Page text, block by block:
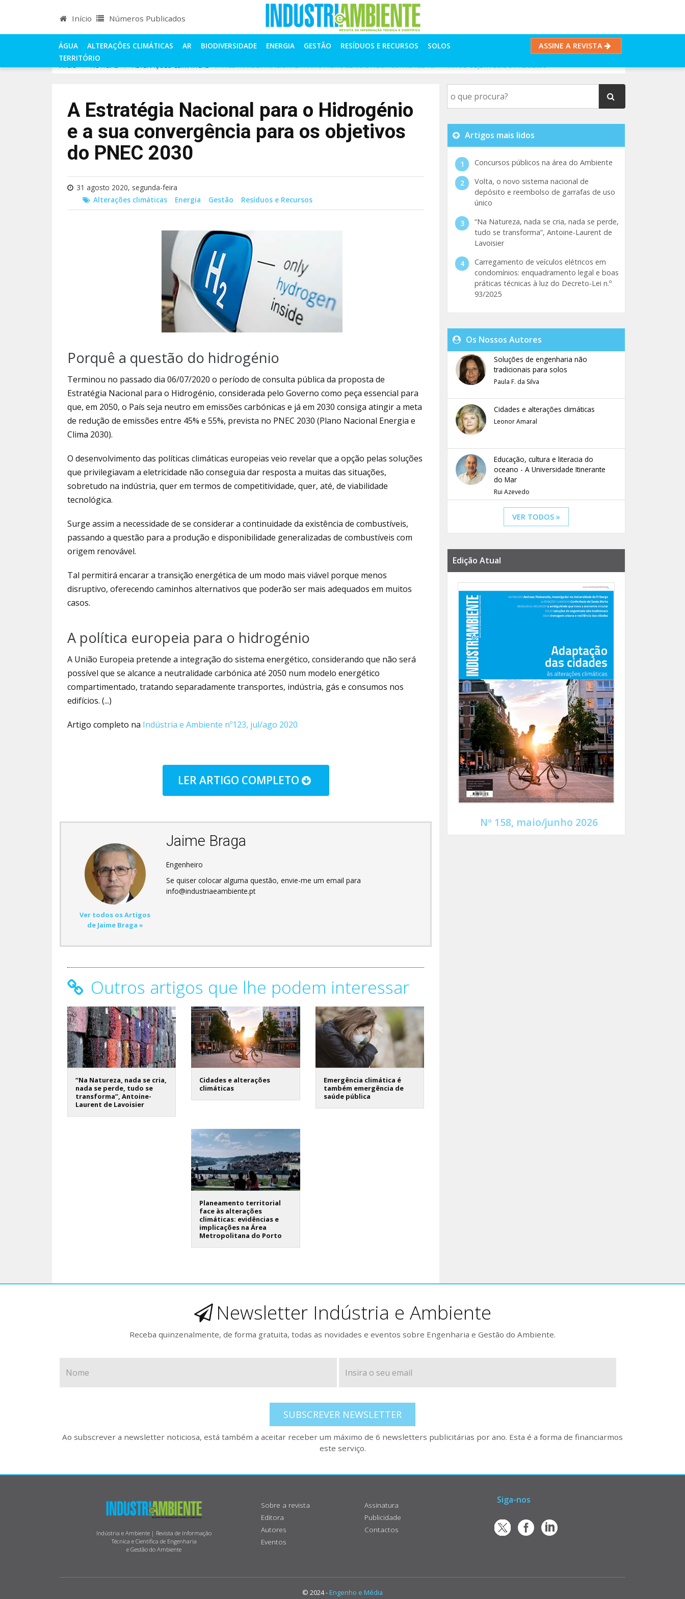
Início Números Publicados
ÁGUA ALTERAÇÕES CLIMÁTICAS AR BIODIVERSIDADE ENERGIA GESTÃO RESÍDUOS E RECURSOS
SOLOS
TERRITÓRIO
ASSINE A REVISTA
INÍCIO NOTÍCIAS ALTERAÇÕES CLIMÁTICAS A ESTRATÉGIA NACIONAL PARA O HIDROGÉNIO E A SUA CONVERGÊNCIA PARA OS OBJETIVOS DO PNEC 2030
A Estratégia Nacional para o Hidrogénio
e a sua convergência para os objetivos
do PNEC 2030
31 agosto 2020, segunda-feira
Alterações climáticas
Energia Gestão Resíduos e Recursos
Porquê a questão do hidrogénio
Terminou no passado dia 06/07/2020 o período de consulta pública da proposta de
Estratégia Nacional para o Hidrogénio, considerada pelo Governo como peça essencial para
que, em 2050, o País seja neutro em emissões carbónicas e já em 2030 consiga atingir a meta
de redução de emissões entre 45% e 55%, prevista no PNEC 2030 (Plano Nacional Energia e
Clima 2030).
O desenvolvimento das políticas climáticas europeias veio revelar que a opção pelas soluções
que privilegiavam a eletricidade não conseguia dar resposta a muitas das situações,
sobretudo na indústria, quer em termos de competitividade, quer, até, de viabilidade
tecnológica.
Surge assim a necessidade de se considerar a continuidade da existência de combustíveis,
passando a questão para a produção e disponibilidade generalizadas de combustíveis com
origem renovável.
Tal permitirá encarar a transição energética de um modo mais viável porque menos
disruptivo, oferecendo caminhos alternativos que poderão ser mais adequados em muitos
casos.
A política europeia para o hidrogénio
A União Europeia pretende a integração do sistema energético, considerando que não será
possível que se alcance a neutralidade carbónica até 2050 num modelo energético
compartimentado, tratando separadamente transportes, indústria, gás e consumos nos
edifícios. (...)
Artigo completo na Indústria e Ambiente nº123, jul/ago 2020
LER ARTIGO COMPLETO
Ver todos os Artigos
de Jaime Braga »
Jaime Braga
Engenheiro
Se quiser colocar alguma questão, envie-me um email para
info@industriaeambiente.pt
Outros artigos que lhe podem interessar
“Na Natureza, nada se cria,
nada se perde, tudo se
transforma”, Antoine-
Laurent de Lavoisier
Cidades e alterações
climáticas
Emergência climática é
também emergência de
saúde pública
Planeamento territorial
face às alterações
climáticas: evidências e
implicações na Área
Metropolitana do Porto
Artigos mais lidos
Concursos públicos na área do Ambiente
Volta, o novo sistema nacional de
depósito e reembolso de garrafas de uso
único
“Na Natureza, nada se cria, nada se perde,
tudo se transforma”, Antoine-Laurent de
Lavoisier
Carregamento de veículos elétricos em
condomínios: enquadramento legal e boas
práticas técnicas à luz do Decreto-Lei n.º
93/2025
Os Nossos Autores
Soluções de engenharia não
tradicionais para solos
Paula F. da Silva
Cidades e alterações climáticas
Leonor Amaral
Educação, cultura e literacia do
oceano - A Universidade Itinerante
do Mar
Rui Azevedo
VER TODOS »
Edição Atual
Nº 158, maio/junho 2026
Newsletter Indústria e Ambiente
Receba quinzenalmente, de forma gratuita, todas as novidades e eventos sobre Engenharia e Gestão do Ambiente.
SUBSCREVER NEWSLETTER
Ao subscrever a newsletter noticiosa, está também a aceitar receber um máximo de 6 newsletters publicitárias por ano. Esta é a forma de financiarmos
este serviço.
Indústria e Ambiente | Revista de Informação
Técnica e Científica de Engenharia
e Gestão do Ambiente
Sobre a revista
Editora
Autores
Eventos
Assinatura
Publicidade
Contactos
Siga-nos
© 2024 - Engenho e Média